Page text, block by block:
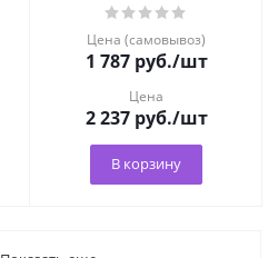
Цена (самовывоз)
1 787руб./шт
Цена
2 237руб./шт
В корзину